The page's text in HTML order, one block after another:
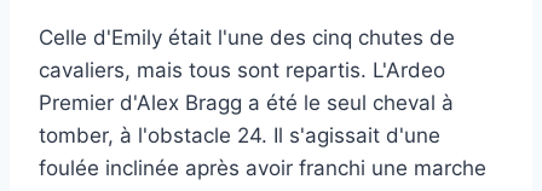
Celle d'Emily était l'une des cinq chutes de
cavaliers, mais tous sont repartis. L'Ardeo
Premier d'Alex Bragg a été le seul cheval à
tomber, à l'obstacle 24. Il s'agissait d'une
foulée inclinée après avoir franchi une marche